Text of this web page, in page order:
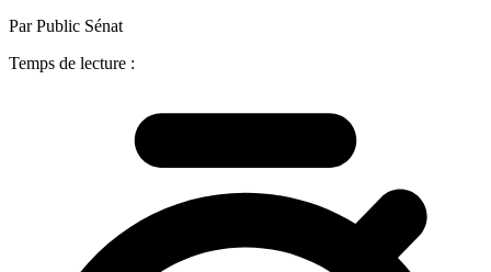
Par Public Sénat
Temps de lecture :